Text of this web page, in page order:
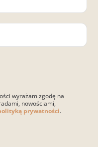
wyrażam zgodę na
nowościami,
prywatności.